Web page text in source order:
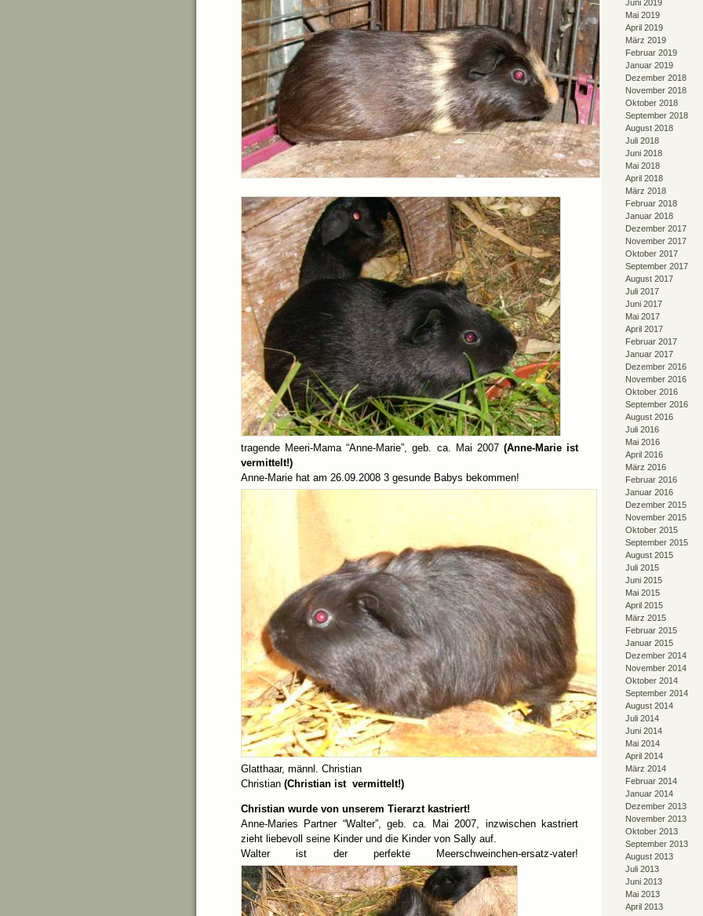
tragende Meeri-Mama “Anne-Marie”, geb. ca. Mai 2007 (Anne-Marie ist
vermittelt!)
Anne-Marie hat am 26.09.2008 3 gesunde Babys bekommen!
Glatthaar, männl. Christian
Christian (Christian ist vermittelt!)
Christian wurde von unserem Tierarzt kastriert!
Anne-Maries Partner “Walter”, geb. ca. Mai 2007, inzwischen kastriert
zieht liebevoll seine Kinder und die Kinder von Sally auf.
Walter ist der perfekte Meerschweinchen-ersatz-vater!
Juni 2019
Mai 2019
April 2019
März 2019
Februar 2019
Januar 2019
Dezember 2018
November 2018
Oktober 2018
September 2018
August 2018
Juli 2018
Juni 2018
Mai 2018
April 2018
März 2018
Februar 2018
Januar 2018
Dezember 2017
November 2017
Oktober 2017
September 2017
August 2017
Juli 2017
Juni 2017
Mai 2017
April 2017
Februar 2017
Januar 2017
Dezember 2016
November 2016
Oktober 2016
September 2016
August 2016
Juli 2016
Mai 2016
April 2016
März 2016
Februar 2016
Januar 2016
Dezember 2015
November 2015
Oktober 2015
September 2015
August 2015
Juli 2015
Juni 2015
Mai 2015
April 2015
März 2015
Februar 2015
Januar 2015
Dezember 2014
November 2014
Oktober 2014
September 2014
August 2014
Juli 2014
Juni 2014
Mai 2014
April 2014
März 2014
Februar 2014
Januar 2014
Dezember 2013
November 2013
Oktober 2013
September 2013
August 2013
Juli 2013
Juni 2013
Mai 2013
April 2013